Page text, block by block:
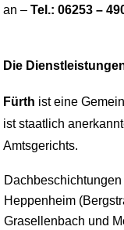
an – Tel.: 06253 –
Die
Fürth ist eine
ist staatlich
Amtsgerichts.
Heppenheim
Grasellenbach und